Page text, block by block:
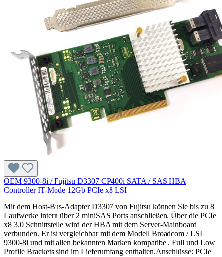
OEM 9300-8i / Fujitsu D3307 CP400i SATA / SAS HBA
Controller IT-Mode 12Gb PCIe x8 LSI
Mit dem Host-Bus-Adapter D3307 von Fujitsu können Sie bis zu 8
Laufwerke intern über 2 miniSAS Ports anschließen. Über die PCIe
x8 3.0 Schnittstelle wird der HBA mit dem Server-Mainboard
verbunden. Er ist vergleichbar mit dem Modell Broadcom / LSI
9300-8i und mit allen bekannten Marken kompatibel. Full und Low
Profile Brackets sind im Lieferumfang enthalten.Anschlüsse: PCIe